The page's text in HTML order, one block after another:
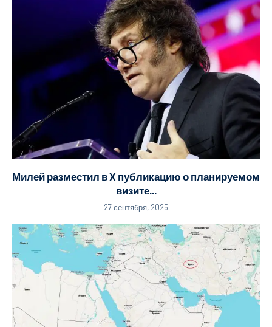
Милей разместил в X публикацию о планируемом
визите...
27 сентября, 2025